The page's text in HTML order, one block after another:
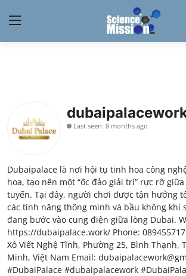
Contact
News
Research
Science Hangouts
My Lab
Last seen: 8 months ago
Dubaipalace là nơi hội tụ tinh hoa công
hoa, tạo nên một “ốc đảo giải trí” rực rỡ
tuyến. Tại đây, người chơi được tận hưởng
các tính năng thông minh và bầu không khí
đang bước vào cung điện giữa lòng Dubai.
https://dubaipalace.work/ Phone:
Xô Viết Nghệ Tĩnh, Phường 25, Bình Thạnh,
Minh, Việt Nam Email:
#DubaiPalace #dubaipalacework